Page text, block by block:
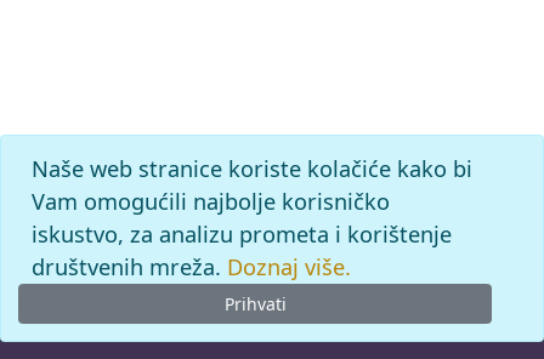
Naše web stranice koriste kolačiće kako bi
Vam omogućili najbolje korisničko
iskustvo, za analizu prometa i korištenje
društvenih mreža. Doznaj više.
Prihvati
© 2026Leksikografski zavodMiroslav Krleža